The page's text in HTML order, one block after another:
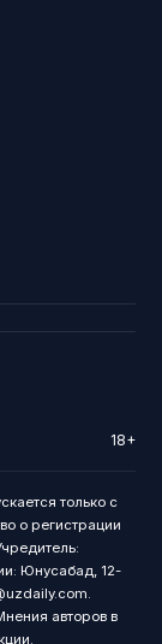
18+
только с
о регистрации
Юнусабад, 12-
авторов в